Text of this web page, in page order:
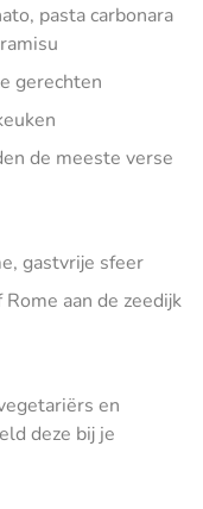
pasta carbonara
gerechten
de meeste verse
gastvrije sfeer
aan de zeedijk
en
deze bij je